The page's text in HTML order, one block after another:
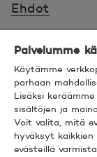
Ehdot
Hyödyllistä
© 2026 POP
ESPOO
Palvelumme
Käytämme
parhaan
Lisäksi
sisältöjen ja
Voit valita, mitä
hyväksyt
evästeillä